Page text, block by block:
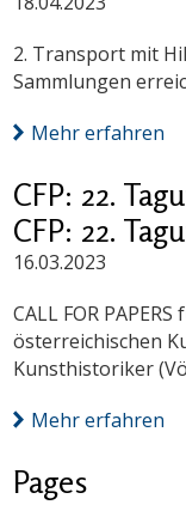
2. Transport mit
Sammlungen
Mehr erfahren
CFP: 22.
CFP: 22.
16.03.2023
CALL FOR
österreichischen
Kunsthistoriker
Mehr erfahren
Pages